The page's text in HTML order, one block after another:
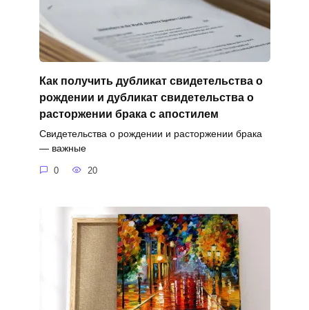
Как получить дубликат свидетельства о
рождении и дубликат свидетельства о
расторжении брака с апостилем
Свидетельства о рождении и расторжении брака
— важные
0 20